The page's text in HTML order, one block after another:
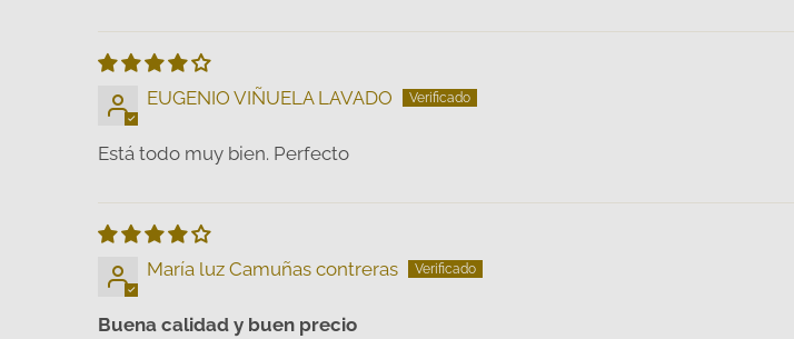
EUGENIO VIÑUELA LAVADO
Está todo muy bien. Perfecto
María luz Camuñas contreras
Buena calidad y buen precio